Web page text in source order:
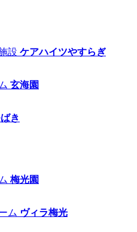
設 ケアハイツやすらぎ
玄海園
き
梅光園
ム ヴィラ梅光